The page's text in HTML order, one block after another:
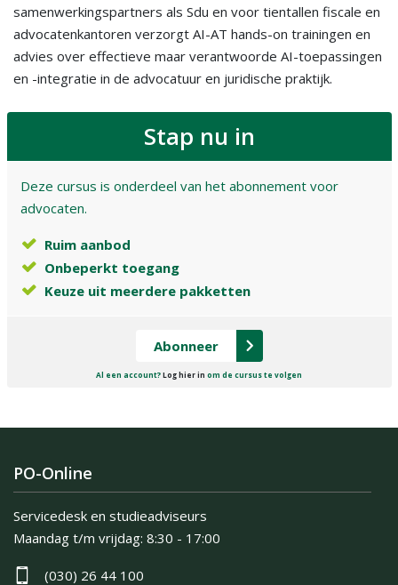
samenwerkingspartners als Sdu en voor tientallen fiscale en
advocatenkantoren verzorgt AI-AT hands-on trainingen en
advies over effectieve maar verantwoorde AI-toepassingen
en -integratie in de advocatuur en juridische praktijk.
Stap nu in
Deze cursus is onderdeel van het abonnement voor
advocaten.
Ruim aanbod
Onbeperkt toegang
Keuze uit meerdere pakketten
Abonneer
Al een account?Log hier in om de cursus te volgen
PO-Online
Servicedesk en studieadviseurs
Maandag t/m vrijdag: 8:30 - 17:00
(030) 26 44 100